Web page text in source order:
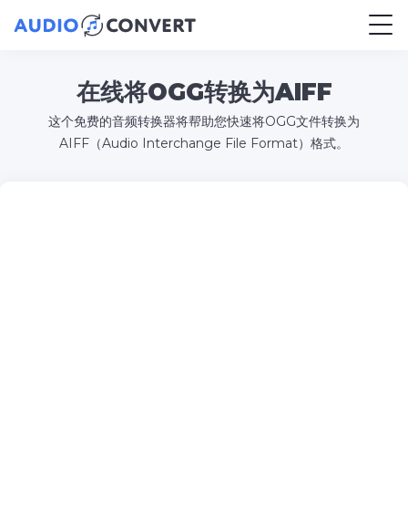
在线将OGG转换为AIFF
这个免费的音频转换器将帮助您快速将OGG文件转换为
AIFF（Audio Interchange File Format）格式。